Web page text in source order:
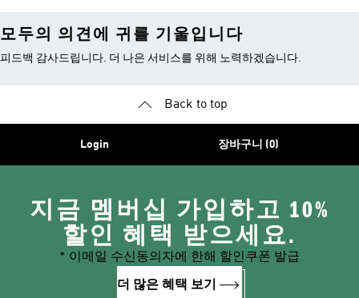
모두의 의견에 귀를 기울입니다
피드백 감사드립니다. 더 나은 서비스를 위해 노력하겠습니다.
Back to top
Login 장바구니 (0)
지금 멤버십 가입하고 10%
할인 혜택 받으세요.
* 이메일 수신동의자에 한해 할인쿠폰 발급
더 많은 혜택 보기